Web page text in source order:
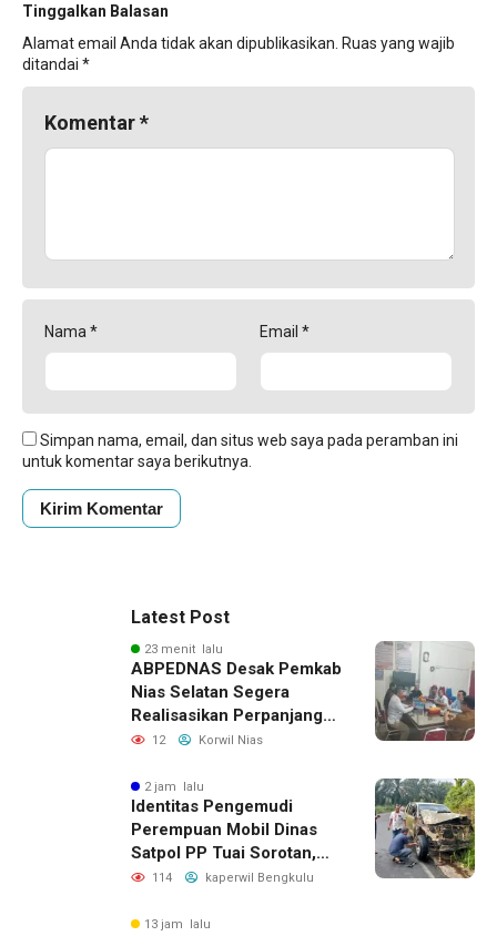
Tinggalkan Balasan
Alamat email Anda tidak akan dipublikasikan. Ruas yang wajib
ditandai *
Komentar*
Nama * Email *
Simpan nama, email, dan situs web saya pada peramban ini
untuk komentar saya berikutnya.
Latest Post
23 menit lalu
ABPEDNAS Desak Pemkab
Nias Selatan Segera
Realisasikan Perpanjangan
Masa Jabatan BPD, Soroti
Kesejahteraan Anggota
12 Korwil Nias
2 jam lalu
Identitas Pengemudi
Perempuan Mobil Dinas
Satpol PP Tuai Sorotan,
Publik Pertanyakan Izin
114 kaperwil Bengkulu
13 jam lalu